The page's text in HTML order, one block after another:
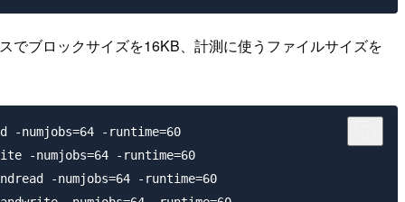
でブロックサイズを16KB、計測に使うファイルサイズを
-runtime=60
-numjobs=64 -runtime=60
-numjobs=64 -runtime=60